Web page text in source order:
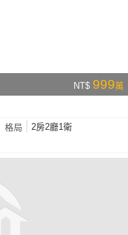
NT$ 999萬
格局
2房2廳1衛